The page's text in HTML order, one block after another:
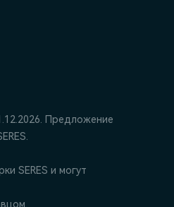
Предложение
SERES и могут